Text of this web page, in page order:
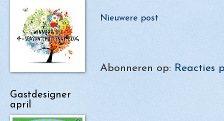
Nieuwere post
Abonneren op: Reacties
Gastdesigner
april